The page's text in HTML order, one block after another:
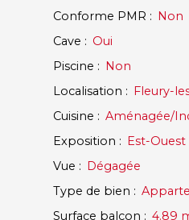
Conforme PMR : Non
Cave : Oui
Piscine : Non
Localisation : Fleury-
Cuisine : Aménagée/
Exposition : Est-Ouest
Vue : Dégagée
Type de bien :
Surface balcon : 4.89